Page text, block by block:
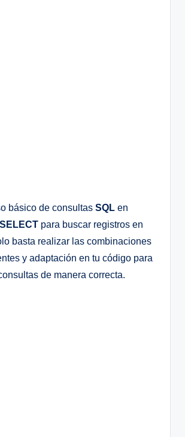
básico de consultas SQL en
SELECT para buscar registros en
basta realizar las combinaciones
y adaptación en tu código para
de manera correcta.